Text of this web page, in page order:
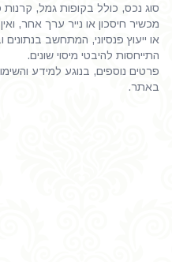
סוג נכס, כולל בקופות גמל,
מכשיר חיסכון או נייר ערך אחר,
או ייעוץ פנסיוני, המתחשב
התייחסות להיבטי מיסוי שונים.
פרטים נוספים, בנוגע למידע
באתר.